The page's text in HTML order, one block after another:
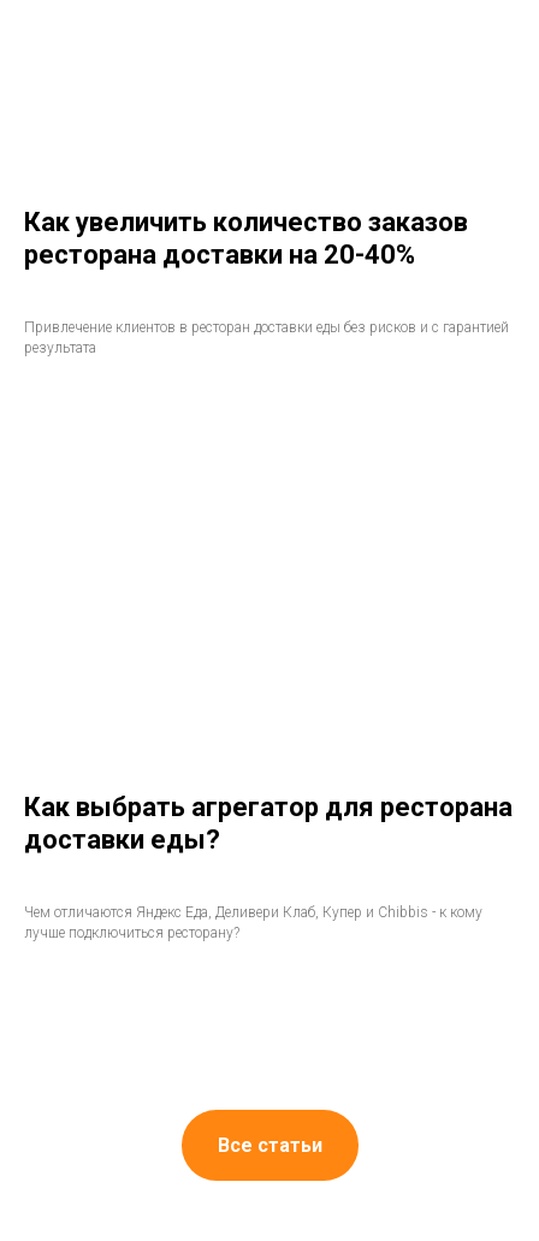
Как увеличить количество заказов
ресторана доставки на 20-40%
Привлечение клиентов в ресторан доставки еды без рисков и с гарантией
результата
Как выбрать агрегатор для ресторана
доставки еды?
Чем отличаются Яндекс Еда, Деливери Клаб, Купер и Chibbis - к кому
лучше подключиться ресторану?
Все статьи